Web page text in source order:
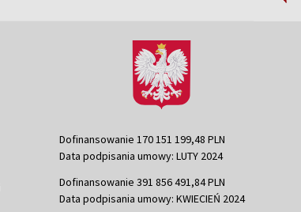
Dofinansowanie 170 151 199,48 PLN
Data podpisania umowy: LUTY 2024
Dofinansowanie 391 856 491,84 PLN
Data podpisania umowy: KWIECIEŃ 2024